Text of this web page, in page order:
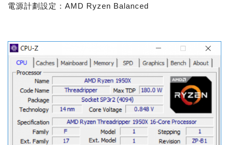
電源計劃設定：AMD Ryzen Balanced